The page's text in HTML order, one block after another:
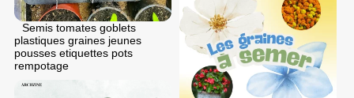
Semis tomates goblets
plastiques graines jeunes
pousses etiquettes pots
rempotage